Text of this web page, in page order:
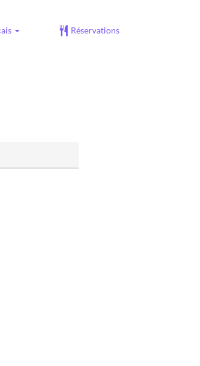
Réservations